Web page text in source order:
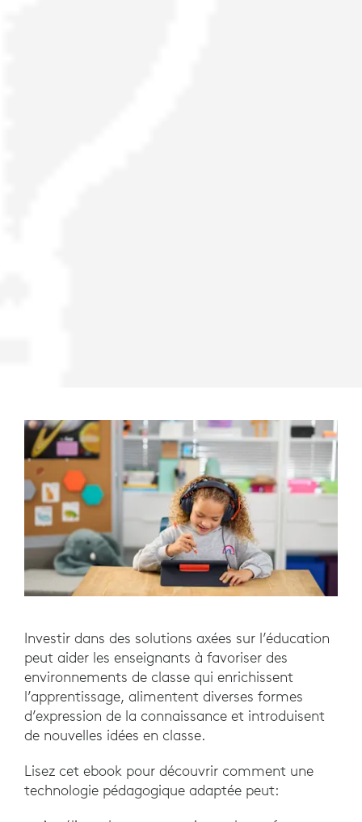
Investir dans des solutions axées sur l’éducation
peut aider les enseignants à favoriser des
environnements de classe qui enrichissent
l’apprentissage, alimentent diverses formes
d’expression de la connaissance et introduisent
de nouvelles idées en classe.
Lisez cet ebook pour découvrir comment une
technologie pédagogique adaptée peut: